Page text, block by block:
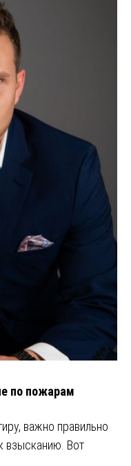
по пожарам
важно правильно
взысканию. Вот